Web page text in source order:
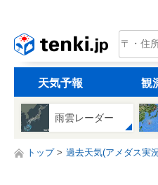
tenki.jp
天気予報 観
雨雲レーダー
トップ 過去天気(アメダス実